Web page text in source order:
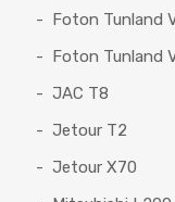
Foton Tunland
Foton Tunland
JAC T8
Jetour T2
Jetour X70